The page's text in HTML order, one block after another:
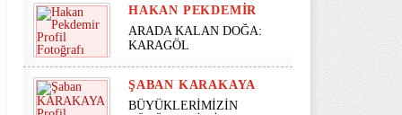
HAKAN PEKDEMIR
ARADA KALAN DOĞA:
KARAGÖL
ŞABAN KARAKAYA
BÜYÜKLERİMİZİN